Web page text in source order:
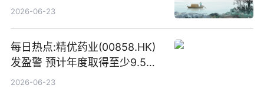
高IBM(IBM.US)戴尔(DELL.US)
2026-06-23
每日热点:精优药业(00858.HK)
发盈警 预计年度取得至少9.5亿
港元的亏损 同比盈转亏
2026-06-23